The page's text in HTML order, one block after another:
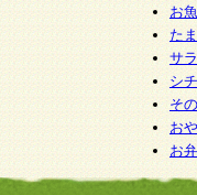
お
た
サ
シ
そ
お
お